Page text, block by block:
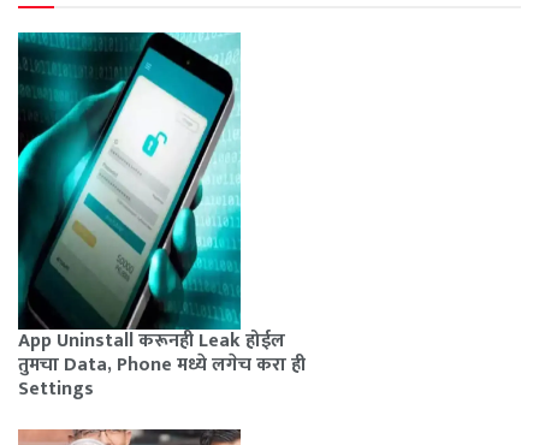
App Uninstall करूनही Leak होईल
तुमचा Data, Phone मध्ये लगेच करा ही
Settings